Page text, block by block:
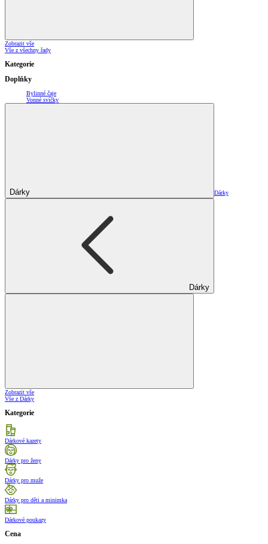
Zobrazit vše
Vše z všechny řady
Kategorie
Doplňky
Bylinné čaje
Vonné svíčky
Dárky Dárky
Dárky
Zobrazit vše
Vše z Dárky
Kategorie
Dárkové kazety
Dárky pro ženy
Dárky pro muže
Dárky pro děti a minimka
Dárkové poukazy
Cena